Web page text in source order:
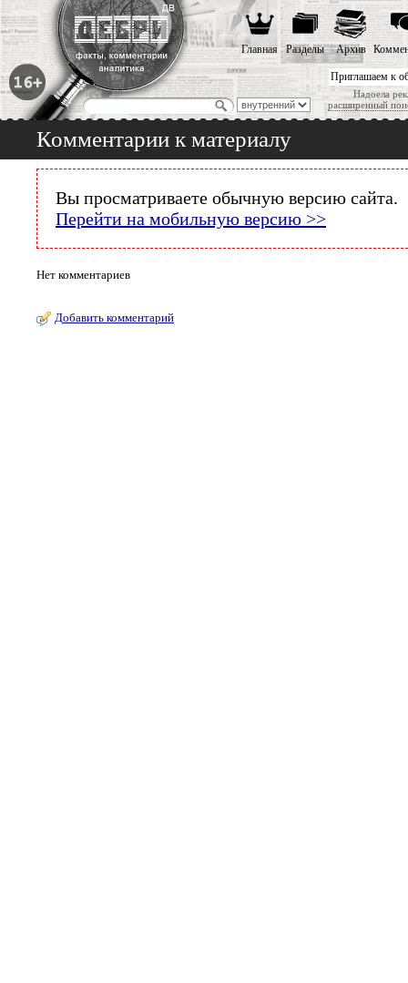
Приглашаем к
Надоела
расширенный
Главная Разделы Архив
Комментарии к материалу
Вы просматриваете обычную версию сайта.
Перейти на мобильную версию >>
Нет комментариев
Добавить комментарий